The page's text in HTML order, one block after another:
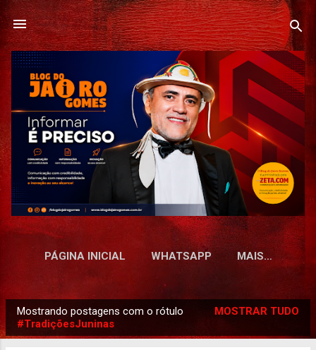
Pular para o conteúdo principal
PÁGINA INICIAL WHATSAPP MAIS…
o
Mostrando postagens com o rótulo
#TradiçõesJuninas
MOSTRAR TUDO